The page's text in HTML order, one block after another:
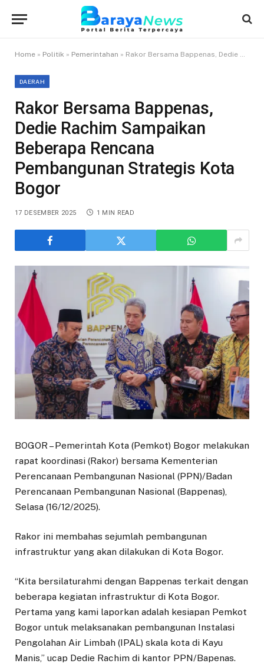
Home » Politik » Pemerintahan » Rakor Bersama Bappenas, Dedie Rachim Sampaikan Beberapa Rencana Pembangunan Strategis Kota Bogor
DAERAH
Rakor Bersama Bappenas,
Dedie Rachim Sampaikan
Beberapa Rencana
Pembangunan Strategis Kota
Bogor
17 DESEMBER 2025 1 MIN READ
BOGOR – Pemerintah Kota (Pemkot) Bogor melakukan
rapat koordinasi (Rakor) bersama Kementerian
Perencanaan Pembangunan Nasional (PPN)/Badan
Perencanaan Pembangunan Nasional (Bappenas),
Selasa (16/12/2025).
Rakor ini membahas sejumlah pembangunan
infrastruktur yang akan dilakukan di Kota Bogor.
“Kita bersilaturahmi dengan Bappenas terkait dengan
beberapa kegiatan infrastruktur di Kota Bogor.
Pertama yang kami laporkan adalah kesiapan Pemkot
Bogor untuk melaksanakan pembangunan Instalasi
Pengolahan Air Limbah (IPAL) skala kota di Kayu
Manis,” ucap Dedie Rachim di kantor PPN/Bapenas.